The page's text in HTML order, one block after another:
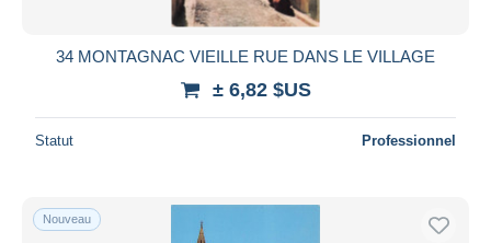
34 MONTAGNAC VIEILLE RUE DANS LE VILLAGE
± 6,82 $US
Statut Professionnel
Nouveau